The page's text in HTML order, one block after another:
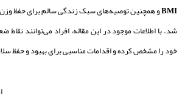
BMIو همچنین توصیه‌های سبک زندگی سالم برای حفظ وزن
شد. با اطلاعات موجود در این مقاله، افراد می‌توانند
خود را مشخص کرده و اقدامات مناسبی برای بهبود و حفظ